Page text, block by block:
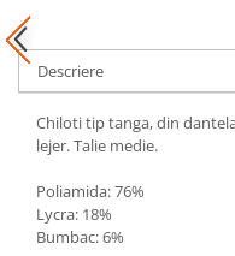
Descriere
Chiloti tip tanga, din
lejer. Talie medie.
Poliamida: 76%
Lycra: 18%
Bumbac: 6%